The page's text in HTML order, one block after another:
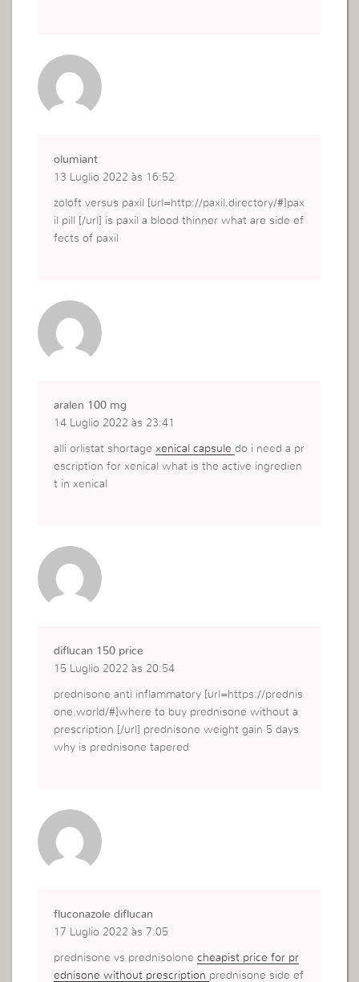
olumiant
13 Luglio 2022 às 16:52
zoloft versus paxil [url=http://paxil.directory/#]pax
il pill [/url] is paxil a blood thinner what are side ef
fects of paxil
aralen 100 mg
14 Luglio 2022 às 23:41
alli orlistat shortagexenical capsuledo i need a pr
escription for xenical what is the active ingredien
t in xenical
diflucan 150 price
15 Luglio 2022 às 20:54
prednisone anti inflammatory [url=https://prednis
one.world/#]where to buy prednisone without a
prescription [/url] prednisone weight gain 5 days
why is prednisone tapered
fluconazole diflucan
17 Luglio 2022 às 7:05
prednisone vs prednisolonecheapist price for pr
ednisone without prescription prednisone side ef